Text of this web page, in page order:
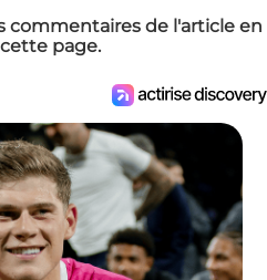
commentaires de l'article en
page.